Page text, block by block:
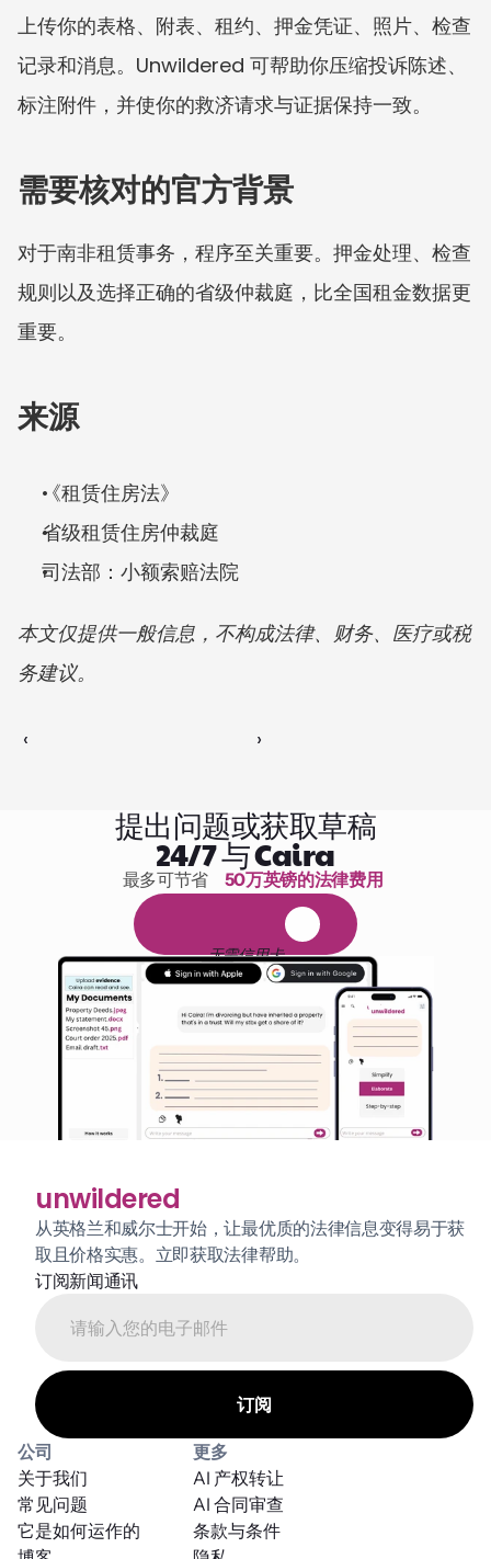
上传你的表格、附表、租约、押金凭证、照片、检查
记录和消息。Unwildered 可帮助你压缩投诉陈述、
标注附件，并使你的救济请求与证据保持一致。
需要核对的官方背景
对于南非租赁事务，程序至关重要。押金处理、检查
规则以及选择正确的省级仲裁庭，比全国租金数据更
重要。
来源
《租赁住房法》
省级租赁住房仲裁庭
司法部：小额索赔法院
本文仅提供一般信息，不构成法律、财务、医疗或税
务建议。
‹ ›
提出问题或获取草稿
24/7 与 Caira
1,000小时的阅读
最多可节省 50万英镑的法律费用
无需信用卡
unwildered
从英格兰和威尔士开始，让最优质的法律信息变得易于获
取且价格实惠。立即获取法律帮助。
订阅新闻通讯
公司
关于我们
常见问题
它是如何运作的
更多
条款与条件
AI 合同审查
AI 产权转让